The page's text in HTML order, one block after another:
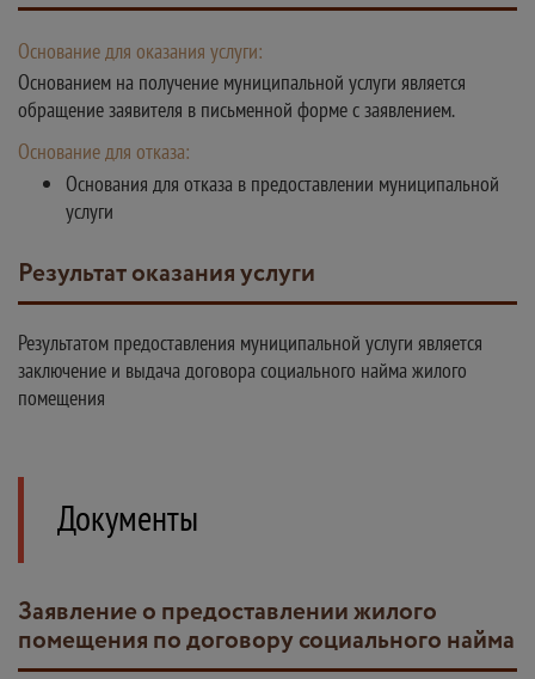
Основание для оказания услуги:
Основанием на получение муниципальной услуги является
обращение заявителя в письменной форме с заявлением.
Основание для отказа:
Основания для отказа в предоставлении муниципальной
услуги
Результат оказания услуги
Результатом предоставления муниципальной услуги является
заключение и выдача договора социального найма жилого
помещения
Документы
Заявление о предоставлении жилого
помещения по договору социального найма